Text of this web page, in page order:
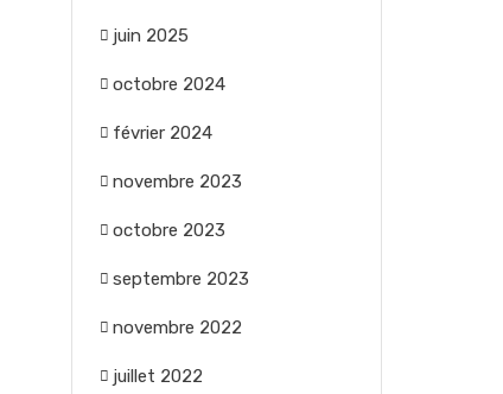
juin 2025
octobre 2024
février 2024
novembre 2023
octobre 2023
septembre 2023
novembre 2022
juillet 2022